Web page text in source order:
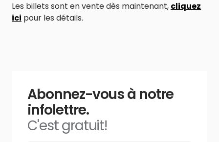
Les billets sont en vente dès maintenant, cliquez
ici pour les détails.
Abonnez-vous à notre
infolettre.
C'est gratuit!